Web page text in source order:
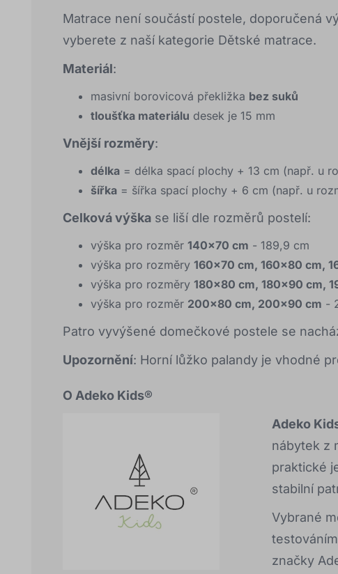
Matrace není součástí postele, doporučená
vyberete z naší kategorie Dětské matrace.
Materiál:
masivní borovicová překližka bez suků
tloušťka materiálu desek je 15 mm
Vnější rozměry:
délka = délka spací plochy + 13 cm (např. u
šířka = šířka spací plochy + 6 cm (např. u
Celková výška se liší dle rozměrů postelí:
výška pro rozměr 140x70 cm - 189,9 cm
výška pro rozměry 160x70 cm, 160x80 cm,
výška pro rozměry 180x80 cm, 180x90 cm,
výška pro rozměr 200x80 cm, 200x90 cm -
Patro vyvýšené domečkové postele se
Upozornění: Horní lůžko palandy je vhodné
O Adeko Kids®
Adeko
nábytek z
praktické
stabilní
Vybrané
značky